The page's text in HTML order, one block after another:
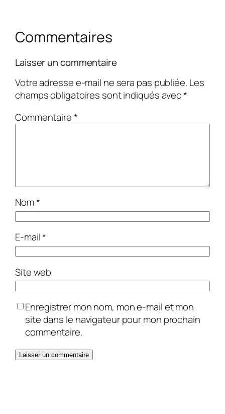
Commentaires
Laisser un commentaire
Votre adresse e-mail ne sera pas publiée. Les
champs obligatoires sont indiqués avec*
Commentaire*
Nom*
E-mail*
Site web
Enregistrer mon nom, mon e-mail et mon
site dans le navigateur pour mon prochain
commentaire.